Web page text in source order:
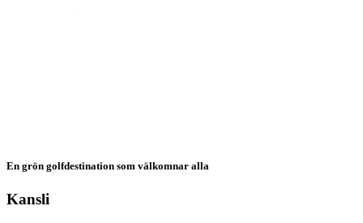
En grön golfdestination som välkomnar alla
Kansli